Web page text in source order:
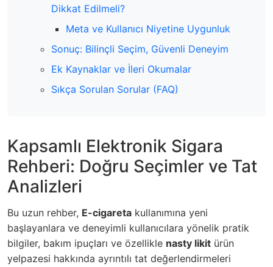
Dikkat Edilmeli?
Meta ve Kullanıcı Niyetine Uygunluk
Sonuç: Bilinçli Seçim, Güvenli Deneyim
Ek Kaynaklar ve İleri Okumalar
Sıkça Sorulan Sorular (FAQ)
Kapsamlı Elektronik Sigara
Rehberi: Doğru Seçimler ve Tat
Analizleri
Bu uzun rehber, E-cigareta kullanımına yeni
başlayanlara ve deneyimli kullanıcılara yönelik pratik
bilgiler, bakım ipuçları ve özellikle nasty likit ürün
yelpazesi hakkında ayrıntılı tat değerlendirmeleri